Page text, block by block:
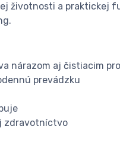
životnosti a praktickej
nárazom aj čistiacim
prevádzku
zdravotníctvo